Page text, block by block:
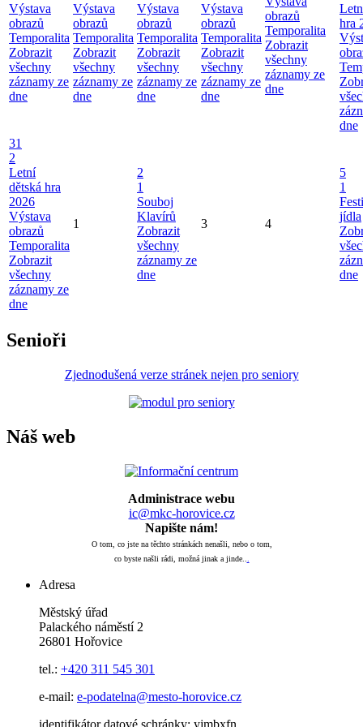
Výstava
obrazů
Temporalita
Zobrazit
všechny
záznamy ze
dne
Výstava
obrazů
Temporalita
Zobrazit
všechny
záznamy ze
dne
Výstava
obrazů
Temporalita
Zobrazit
všechny
záznamy ze
dne
Výstava
obrazů
Temporalita
Zobrazit
všechny
záznamy ze
dne
obrazů
Temporalita
Zobrazit
všechny
záznamy ze
dne
hra
dne
31
2
Letní
dětská hra
2026
Výstava
obrazů
Temporalita
Zobrazit
všechny
záznamy ze
dne
1
2
1
Souboj
Klavírů
Zobrazit
všechny
záznamy ze
dne
3 4
5
1
jídla
dne
Senioři
Zjednodušená verze stránek nejen pro seniory
Náš web
Administrace webu
ic@mkc-horovice.cz
Napište nám!
O tom, co jste na těchto stránkách nenašli, nebo o tom,
co byste našli rádi, možná jinak a jinde..
Adresa
Městský úřad
Palackého náměstí 2
26801 Hořovice
tel.: +420 311 545 301
e-mail: e-podatelna@mesto-horovice.cz